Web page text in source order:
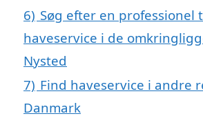
6) Søg efter en professionel
haveservice i de
Nysted
7) Find haveservice i andre
Danmark